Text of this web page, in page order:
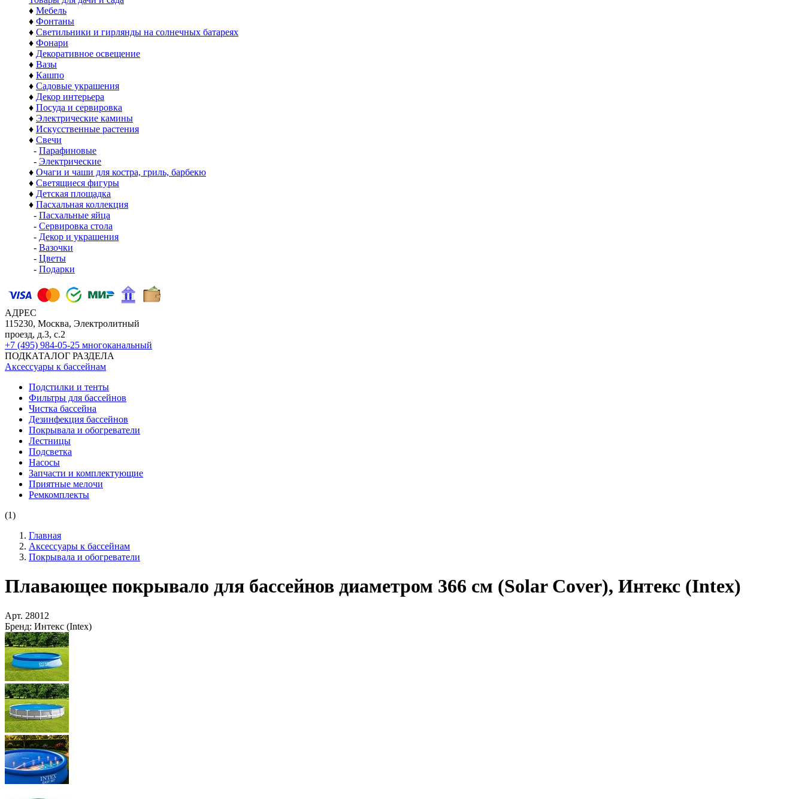
♦ Мебель
♦ Фонтаны
♦ Светильники и гирлянды на солнечных батареях
♦ Фонари
♦ Декоративное освещение
♦ Вазы
♦ Кашпо
♦ Садовые украшения
♦ Декор интерьера
♦ Посуда и сервировка
♦ Электрические камины
♦ Искусственные растения
♦ Свечи
- Парафиновые
- Электрические
♦ Очаги и чаши для костра, гриль, барбекю
♦ Светящиеся фигуры
♦ Детская площадка
♦ Пасхальная коллекция
- Пасхальные яйца
- Сервировка стола
- Декор и украшения
- Вазочки
- Цветы
- Подарки
АДРЕС
115230, Москва, Электролитный
проезд, д.3, с.2
+7 (495) 984-05-25 многоканальный
ПОДКАТАЛОГ РАЗДЕЛА
Аксессуары к бассейнам
Подстилки и тенты
Фильтры для бассейнов
Чистка бассейна
Дезинфекция бассейнов
Покрывала и обогреватели
Лестницы
Подсветка
Насосы
Запчасти и комплектующие
Приятные мелочи
Ремкомплекты
(1)
Главная
Аксессуары к бассейнам
Покрывала и обогреватели
Плавающее покрывало для бассейнов диаметром 366 см (Solar Cover), Интекс (Intex)
Арт. 28012
Бренд: Интекс (Intex)